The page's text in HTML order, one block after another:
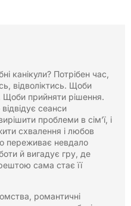
канікули? Потрібен час,
відволіктись. Щоби
Щоби прийняти рішення.
сеанси
проблеми в сім’ї, і
схвалення і любов
переживає невдало
й вигадує гру, де
сама стає її
романтичні